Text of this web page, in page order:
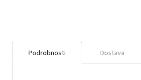
Podrobnosti Dostava